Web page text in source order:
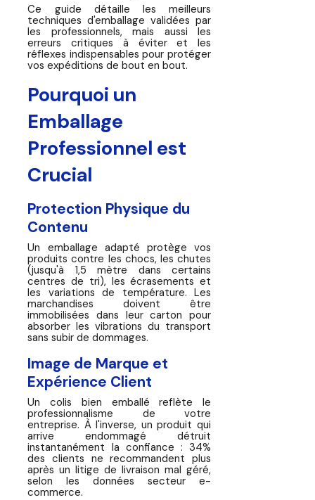
Ce guide détaille les meilleurs
techniques d'emballage validées par
les professionnels, mais aussi les
erreurs critiques à éviter et les
réflexes indispensables pour protéger
vos expéditions de bout en bout.
Pourquoi un
Emballage
Professionnel est
Crucial
Protection Physique du
Contenu
Un emballage adapté protège vos
produits contre les chocs, les chutes
(jusqu'à 1,5 mètre dans certains
centres de tri), les écrasements et
les variations de température. Les
marchandises doivent être
immobilisées dans leur carton pour
absorber les vibrations du transport
sans subir de dommages.
Image de Marque et
Expérience Client
Un colis bien emballé reflète le
professionnalisme de votre
entreprise. À l'inverse, un produit qui
arrive endommagé détruit
instantanément la confiance : 34%
des clients ne recommandent plus
après un litige de livraison mal géré,
selon les données secteur e-
commerce.